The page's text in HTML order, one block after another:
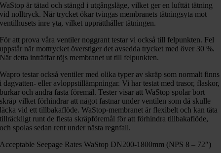
WaStop är tätad och stängd i utgångsläge, vilket ger en lufttät tätning
vid nolltryck. När trycket ökar tvingas membranets tätningsyta mot
ventilhusets inre yta, vilket upprätthåller tätningen.
För att prova våra ventiler noggrant testar vi också till felpunkten. Fel
uppstår när mottrycket överstiger det avsedda trycket med över 30 %.
När detta inträffar töjs membranet ut till felpunkten.
Wapro testar också ventiler med olika typer av skräp som normalt finns
i dagvatten- eller avloppstillämpningar. Vi har testat med trasor, flaskor,
burkar och andra fasta föremål. Tester visar att WaStop spolar bort
skräp vilket förhindrar att något fastnar under ventilen som då skulle
läcka vid ett tillbakaflöde. WaStop-membranet är flexibelt och kan täta
tillräckligt runt de flesta skräpföremål för att förhindra tillbakaflöde,
och spolas sedan rent under nästa regnfall.
Acceptable Seepage Rates WaStop DN200-1800mm (NPS 8 – 72″)